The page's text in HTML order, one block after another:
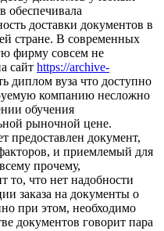
обеспечивала
доставки документов в
стране. В современных
фирму совсем не
сайт https://archive-
диплом вуза что доступно
компанию несложно
обучения
рыночной цене.
предоставлен документ,
и приемлемый для
прочему,
что нет надобности
заказа на документы о
при этом, необходимо
документов говорит пара